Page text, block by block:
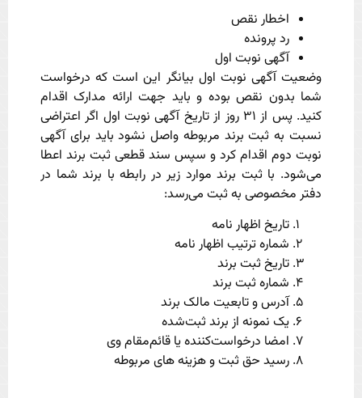
اخطار نقص
رد پرونده
آگهی نوبت اول
وضعیت آگهی نوبت اول بیانگر این است که درخواست
شما بدون نقص بوده و باید جهت ارائه مدارک اقدام
کنید. پس از ۳۱ روز از تاریخ آگهی نوبت اول اگر اعتراضی
نسبت به ثبت برند مربوطه واصل نشود باید برای آگهی
نوبت دوم اقدام کرد و سپس سند قطعی ثبت برند اعطا
می‌شود. با ثبت برند موارد زیر در رابطه با برند شما در
دفتر مخصوصی به ثبت می‌رسد:
تاریخ اظهار نامه
شماره ترتیب اظهار نامه
تاریخ ثبت برند
شماره ثبت برند
آدرس و تابعیت مالک برند
یک نمونه از برند ثبت‌شده
امضا درخواست‌کننده یا قائم‌مقام وی
رسید حق ثبت و هزینه های مربوطه